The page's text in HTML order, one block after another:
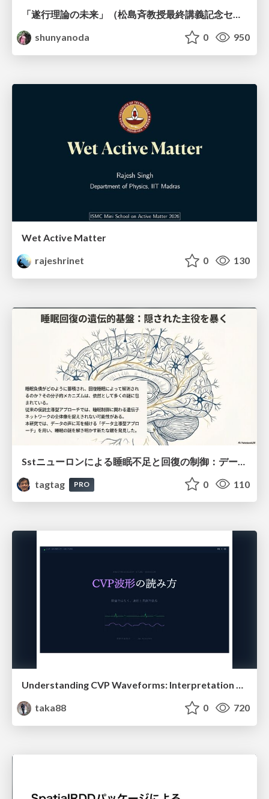
shunyanoda
0 950
Wet Active Matter
rajeshrinet
0 130
tagtag
PRO 0 110
Understanding CVP Waveforms: Interpretation and Clinical Implications in Anesthesiology
taka88
0 720